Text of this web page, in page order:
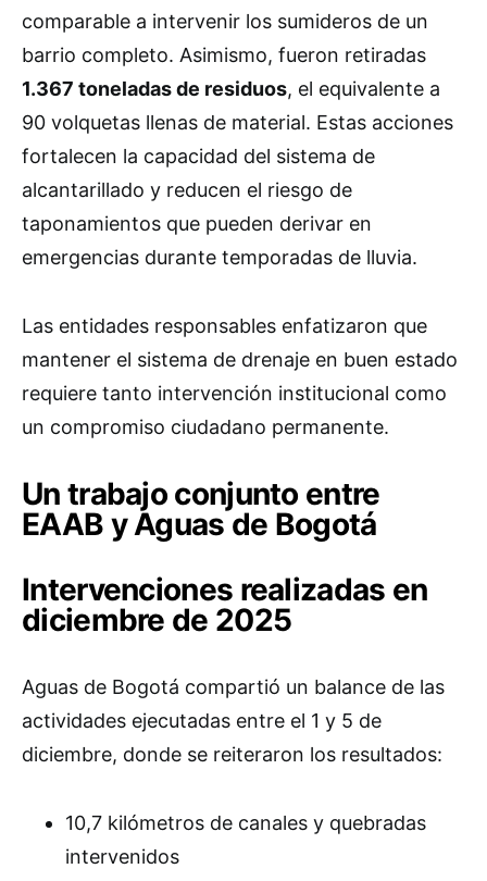
comparable a intervenir los sumideros de un
barrio completo. Asimismo, fueron retiradas
1.367 toneladas de residuos, el equivalente a
90 volquetas llenas de material. Estas acciones
fortalecen la capacidad del sistema de
alcantarillado y reducen el riesgo de
taponamientos que pueden derivar en
emergencias durante temporadas de lluvia.
Las entidades responsables enfatizaron que
mantener el sistema de drenaje en buen estado
requiere tanto intervención institucional como
un compromiso ciudadano permanente.
Un trabajo conjunto entre
EAAB y Aguas de Bogotá
Intervenciones realizadas en
diciembre de 2025
Aguas de Bogotá compartió un balance de las
actividades ejecutadas entre el 1 y 5 de
diciembre, donde se reiteraron los resultados:
10,7 kilómetros de canales y quebradas
intervenidos